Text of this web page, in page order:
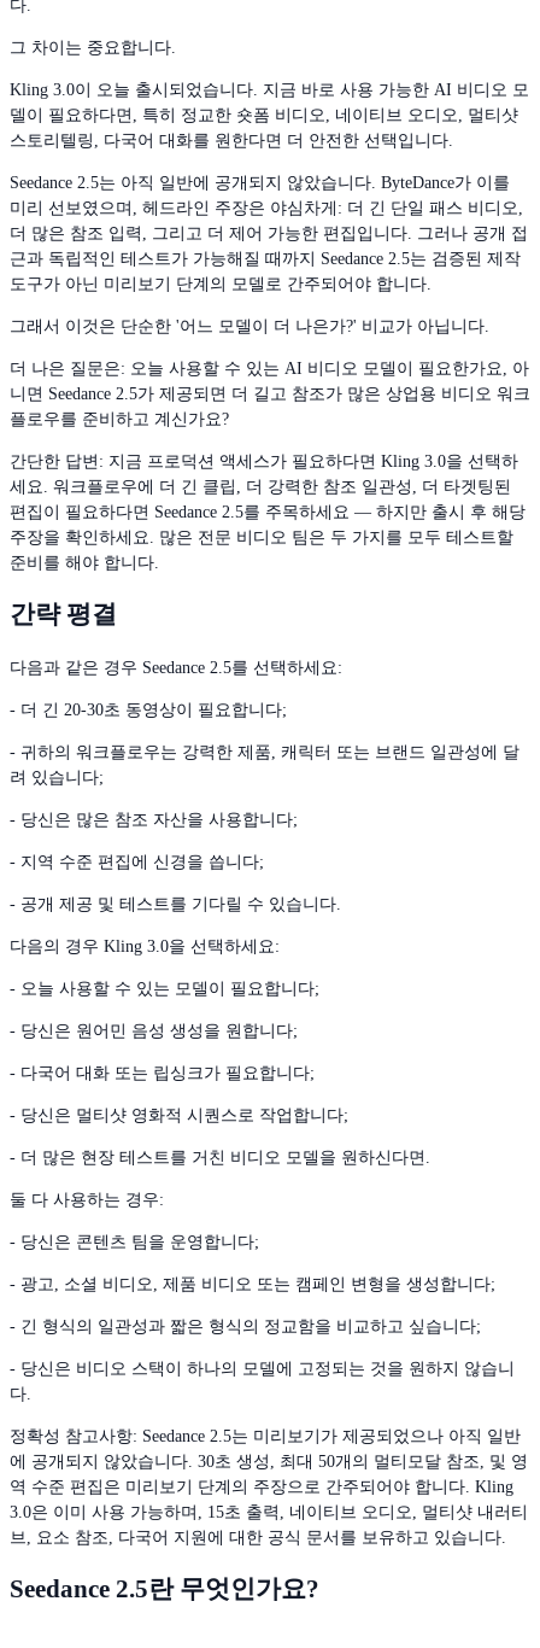
다.
그 차이는 중요합니다.
Kling 3.0이 오늘 출시되었습니다. 지금 바로 사용 가능한 AI 비디오 모
델이 필요하다면, 특히 정교한 숏폼 비디오, 네이티브 오디오, 멀티샷
스토리텔링, 다국어 대화를 원한다면 더 안전한 선택입니다.
Seedance 2.5는 아직 일반에 공개되지 않았습니다. ByteDance가 이를
미리 선보였으며, 헤드라인 주장은 야심차게: 더 긴 단일 패스 비디오,
더 많은 참조 입력, 그리고 더 제어 가능한 편집입니다. 그러나 공개 접
근과 독립적인 테스트가 가능해질 때까지 Seedance 2.5는 검증된 제작
도구가 아닌 미리보기 단계의 모델로 간주되어야 합니다.
그래서 이것은 단순한 '어느 모델이 더 나은가?' 비교가 아닙니다.
더 나은 질문은: 오늘 사용할 수 있는 AI 비디오 모델이 필요한가요, 아
니면 Seedance 2.5가 제공되면 더 길고 참조가 많은 상업용 비디오 워크
플로우를 준비하고 계신가요?
간단한 답변: 지금 프로덕션 액세스가 필요하다면 Kling 3.0을 선택하
세요. 워크플로우에 더 긴 클립, 더 강력한 참조 일관성, 더 타겟팅된
편집이 필요하다면 Seedance 2.5를 주목하세요 — 하지만 출시 후 해당
주장을 확인하세요. 많은 전문 비디오 팀은 두 가지를 모두 테스트할
준비를 해야 합니다.
간략 평결
다음과 같은 경우 Seedance 2.5를 선택하세요:
- 더 긴 20-30초 동영상이 필요합니다;
- 귀하의 워크플로우는 강력한 제품, 캐릭터 또는 브랜드 일관성에 달
려 있습니다;
- 당신은 많은 참조 자산을 사용합니다;
- 지역 수준 편집에 신경을 씁니다;
- 공개 제공 및 테스트를 기다릴 수 있습니다.
다음의 경우 Kling 3.0을 선택하세요:
- 오늘 사용할 수 있는 모델이 필요합니다;
- 당신은 원어민 음성 생성을 원합니다;
- 다국어 대화 또는 립싱크가 필요합니다;
- 당신은 멀티샷 영화적 시퀀스로 작업합니다;
- 더 많은 현장 테스트를 거친 비디오 모델을 원하신다면.
둘 다 사용하는 경우:
- 당신은 콘텐츠 팀을 운영합니다;
- 광고, 소셜 비디오, 제품 비디오 또는 캠페인 변형을 생성합니다;
- 긴 형식의 일관성과 짧은 형식의 정교함을 비교하고 싶습니다;
- 당신은 비디오 스택이 하나의 모델에 고정되는 것을 원하지 않습니
다.
정확성 참고사항: Seedance 2.5는 미리보기가 제공되었으나 아직 일반
에 공개되지 않았습니다. 30초 생성, 최대 50개의 멀티모달 참조, 및 영
역 수준 편집은 미리보기 단계의 주장으로 간주되어야 합니다. Kling
3.0은 이미 사용 가능하며, 15초 출력, 네이티브 오디오, 멀티샷 내러티
브, 요소 참조, 다국어 지원에 대한 공식 문서를 보유하고 있습니다.
Seedance 2.5란 무엇인가요?